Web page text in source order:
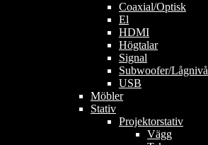
Coaxial/Optisk
El
HDMI
Högtalar
Signal
Subwoofer/Lågnivå
USB
Möbler
Stativ
Projektorstativ
Vägg